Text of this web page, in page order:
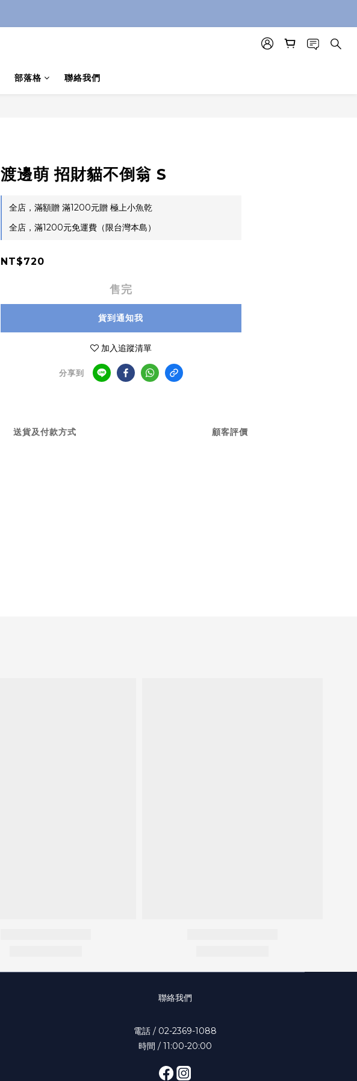
部落格 聯絡我們
渡邊萌 招財貓不倒翁 S
全店，滿額贈 滿1200元贈 極上小魚乾
全店，滿1200元免運費（限台灣本島）
NT$720
售完
貨到通知我
加入追蹤清單
分享到
送貨及付款方式 顧客評價
聯絡我們
電話 / 02-2369-1088
時間 / 11:00-20:00